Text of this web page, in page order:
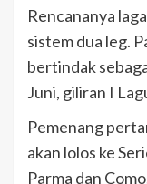
Rencananya
sistem dua leg.
bertindak
Juni, giliran I
Pemenang
akan lolos ke
Parma dan